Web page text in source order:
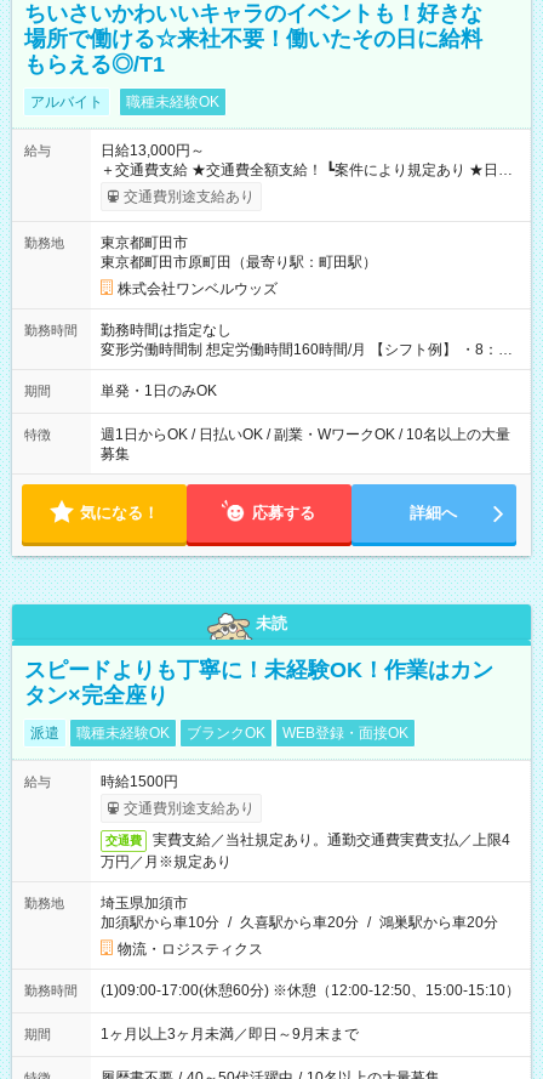
ちいさいかわいいキャラのイベントも！好きな
場所で働ける☆来社不要！働いたその日に給料
もらえる◎/T1
アルバイト 職種未経験OK
給与
日給13,000円～
＋交通費支給 ★交通費全額支給！ ┗案件により規定あり ★日払
いOK！（規定あり） ┗働いたその日に現金GET♪ お仕事後はコ
ンビニATMから 日払い分を引き落とせます！ 【試用期間】試
交通費別途支給あり
勤務地
東京都町田市
東京都町田市原町田（最寄り駅：町田駅）
株式会社ワンベルウッズ
勤務時間
勤務時間は指定なし
変形労働時間制 想定労働時間160時間/月 【シフト例】 ・8：00
～21：00
期間 単発・1日のみOK
特徴
週1日からOK / 日払いOK / 副業・WワークOK / 10名以上の大量
募集
気になる！ 応募する 詳細へ
未読
スピードよりも丁寧に！未経験OK！作業はカン
タン×完全座り
派遣 職種未経験OK ブランクOK WEB登録・面接OK
給与
時給1500円
交通費別途支給あり
交通費
実費支給／当社規定あり。通勤交通費実費支払／上限4
万円／月※規定あり
勤務地
埼玉県加須市
加須駅から車10分 / 久喜駅から車20分 / 鴻巣駅から車20分
物流・ロジスティクス
勤務時間 (1)09:00-17:00(休憩60分) ※休憩（12:00-12:50、15:00-15:10）
期間 1ヶ月以上3ヶ月未満／即日～9月末まで